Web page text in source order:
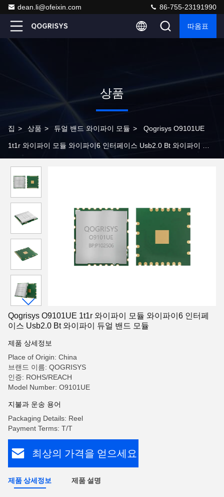
dean.li@ofeixin.com 86-755-23191990
따옴표
상품
집 > 상품 > 듀얼 밴드 와이파이 모듈 > Qogrisys O9101UE
1t1r 와이파이 모듈 와이파이6 인터페이스 Usb2.0 Bt 와이파이 듀
Qogrisys O9101UE 1t1r 와이파이 모듈 와이파이6 인터페
이스 Usb2.0 Bt 와이파이 듀얼 밴드 모듈
제품 상세정보
Place of Origin: China
브랜드 이름: QOGRISYS
인증: ROHS/REACH
Model Number: O9101UE
지불과 운송 용어
Packaging Details: Reel
Payment Terms: T/T
최상의 가격을 얻으세요
제품 상세정보 제품 설명